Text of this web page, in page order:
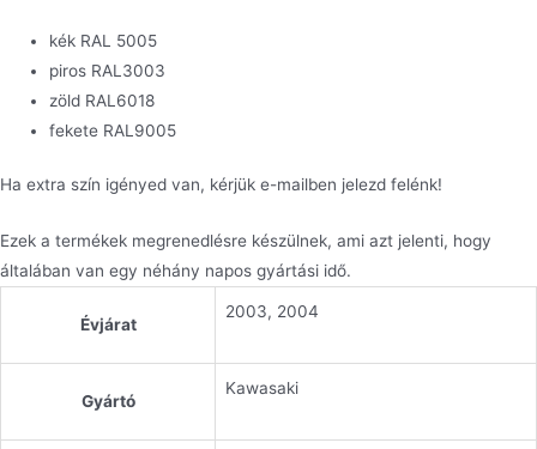
kék RAL 5005
piros RAL3003
zöld RAL6018
fekete RAL9005
Ha extra szín igényed van, kérjük e-mailben jelezd felénk!
Ezek a termékek megrenedlésre készülnek, ami azt jelenti, hogy
általában van egy néhány napos gyártási idő.
Évjárat
2003, 2004
Gyártó
Kawasaki